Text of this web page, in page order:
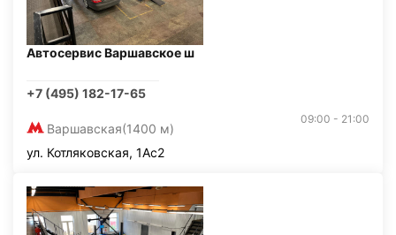
Автосервис Варшавское ш
+7 (495) 182-17-65
Варшавская(1400 м)
09:00 - 21:00
ул. Котляковская, 1Ас2